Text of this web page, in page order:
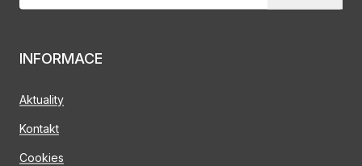
INFORMACE
Aktuality
Kontakt
Cookies